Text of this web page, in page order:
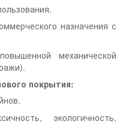
назначения с
механической
покрытия:
экологичность,